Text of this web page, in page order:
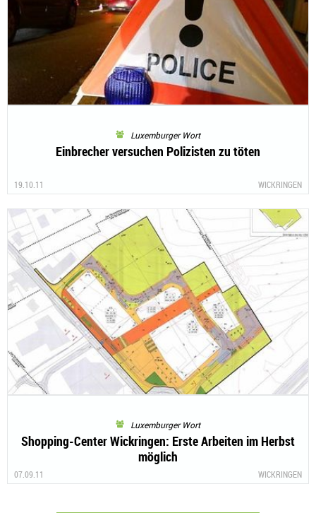
Luxemburger Wort
Einbrecher versuchen Polizisten zu töten
19.10.11 WICKRINGEN
Luxemburger Wort
Shopping-Center Wickringen: Erste Arbeiten im Herbst
möglich
07.09.11 WICKRINGEN